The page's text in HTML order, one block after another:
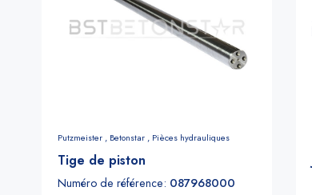
Putzmeister , Betonstar , Pièces hydrauliques
Tige de piston
Numéro de référence: 087968000